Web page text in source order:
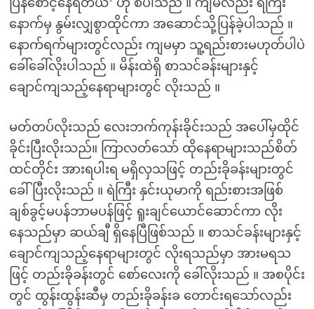
ပြန်စောင့်နေရတယ်’ ဟု စပါသည် ။ ကျမလည်း ရဲကြီး
နောက်မှ နွမ်းလျှစွာထိုင်ကာ အဆောင်သို့ပြန်ခဲ့ပါသည် ။
နောက်ရက်များတွင်လည်း ကျမမှာ သူ့ရည်းစားမဟုတ်ပါပဲ
ခေါ်ခေါ်လိုးပါသည် ။ မိန်းထဲရှိ စာသင်ခန်းများနှင့်
ချောင်ကျသည့်နေရာများတွင် လိုးသည် ။
မတ်တပ်လိုးသည် လေးဘက်ကုန်းခိုင်းသည် အပေါ်မှထိုင်
ခိုင်းပြီးလိုးသည်။ ကြာလတ်သော် ထိုနေရာများသည်စိတ်
ထင်တိုင်း အားရပါးရ မရှိလှသဖြင့် တည်းခိုခန်းများတွင်
ခေါ်ပြီးလိုးသည် ။ ရဲကြီး နှင်းယုမာကို ရည်းစားအဖြစ်
ချစ်ခွင့်မပန်ဘာမပန်ဖြင့် ရူးချင်ယောင်ဆောင်ကာ လိုး
နေသည်မှာ ဆယ်ချီ ရှိနေပြီဖြစ်သည် ။ စာသင်ခန်းများနှင့်
ချောင်ကျသည့်နေရာများတွင် လိုးရသည်မှာ အားမရသ
ဖြင့် တည်းခိုခန်းတွင် စော်လေးကို ခေါ်လိုးသည် ။ အစပိုင်း
တွင် ထွန်းထွန်းဆီမှ တည်းခိုခန်းခ တောင်းရသော်လည်း